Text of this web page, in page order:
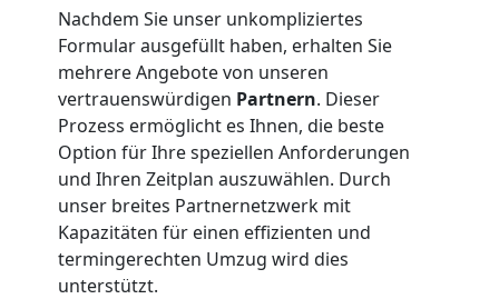
Nachdem Sie unser unkompliziertes
Formular ausgefüllt haben, erhalten Sie
mehrere Angebote von unseren
vertrauenswürdigen Partnern. Dieser
Prozess ermöglicht es Ihnen, die beste
Option für Ihre speziellen Anforderungen
und Ihren Zeitplan auszuwählen. Durch
unser breites Partnernetzwerk mit
Kapazitäten für einen effizienten und
termingerechten Umzug wird dies
unterstützt.
Wolfsberg
Privatumzug
Wolfsberg
Tresortransport